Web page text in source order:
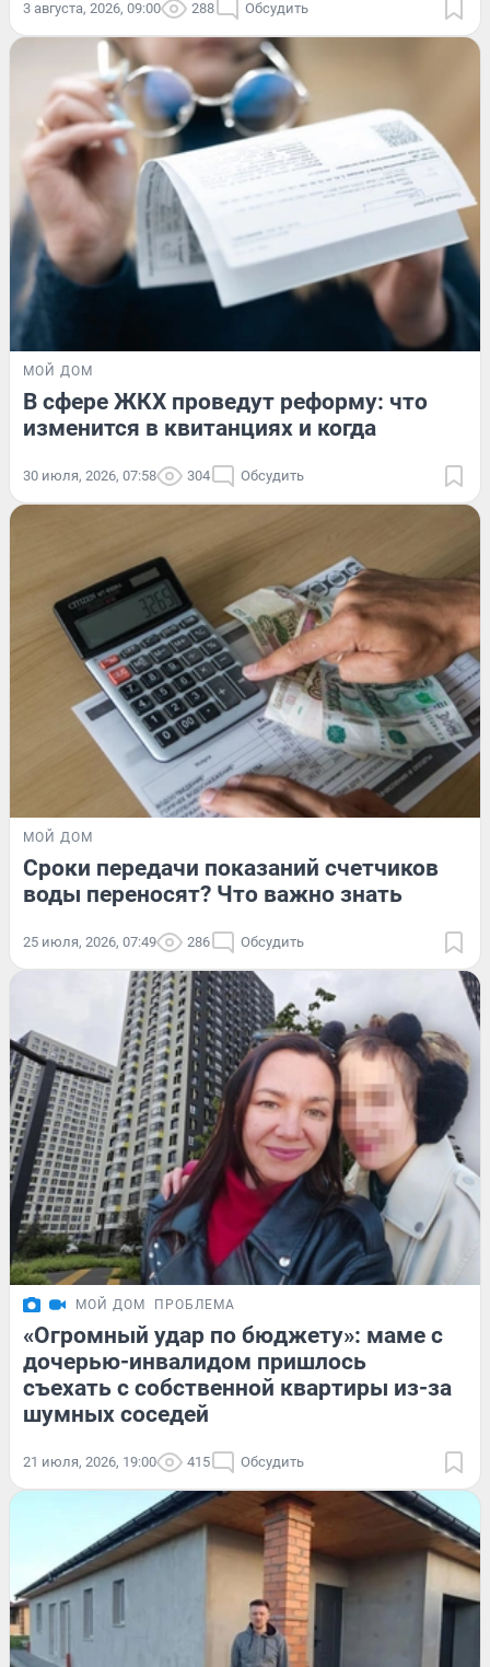
3 августа, 2026, 09:00 288 Обсудить
МОЙ ДОМ
В сфере ЖКХ проведут реформу: что
изменится в квитанциях и когда
30 июля, 2026, 07:58 304 Обсудить
МОЙ ДОМ
Сроки передачи показаний счетчиков
воды переносят? Что важно знать
25 июля, 2026, 07:49 286 Обсудить
МОЙ ДОМ ПРОБЛЕМА
«Огромный удар по бюджету»: маме с
дочерью-инвалидом пришлось
съехать с собственной квартиры из-за
шумных соседей
21 июля, 2026, 19:00 415 Обсудить